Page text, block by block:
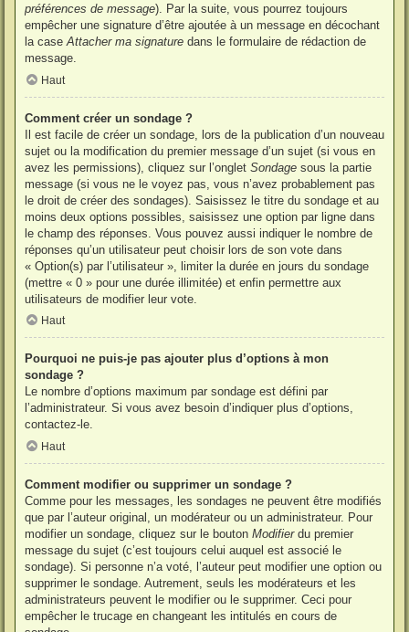
préférences de message). Par la suite, vous pourrez toujours
empêcher une signature d’être ajoutée à un message en décochant
la case Attacher ma signature dans le formulaire de rédaction de
message.
Haut
Comment créer un sondage ?
Il est facile de créer un sondage, lors de la publication d’un nouveau
sujet ou la modification du premier message d’un sujet (si vous en
avez les permissions), cliquez sur l’onglet Sondage sous la partie
message (si vous ne le voyez pas, vous n’avez probablement pas
le droit de créer des sondages). Saisissez le titre du sondage et au
moins deux options possibles, saisissez une option par ligne dans
le champ des réponses. Vous pouvez aussi indiquer le nombre de
réponses qu’un utilisateur peut choisir lors de son vote dans
« Option(s) par l’utilisateur », limiter la durée en jours du sondage
(mettre « 0 » pour une durée illimitée) et enfin permettre aux
utilisateurs de modifier leur vote.
Haut
Pourquoi ne puis-je pas ajouter plus d’options à mon
sondage ?
Le nombre d’options maximum par sondage est défini par
l’administrateur. Si vous avez besoin d’indiquer plus d’options,
contactez-le.
Haut
Comment modifier ou supprimer un sondage ?
Comme pour les messages, les sondages ne peuvent être modifiés
que par l’auteur original, un modérateur ou un administrateur. Pour
modifier un sondage, cliquez sur le bouton Modifierdu premier
message du sujet (c’est toujours celui auquel est associé le
sondage). Si personne n’a voté, l’auteur peut modifier une option ou
supprimer le sondage. Autrement, seuls les modérateurs et les
administrateurs peuvent le modifier ou le supprimer. Ceci pour
empêcher le trucage en changeant les intitulés en cours de